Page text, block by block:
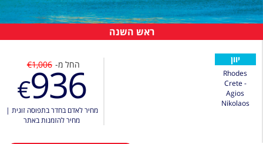
ראש השנה
יוון
Rhodes
Crete -
Agios
Nikolaos
החל מ- €1,006
€936
מחיר לאדם בחדר בתפוסה זוגית |
מחיר להזמנות באתר